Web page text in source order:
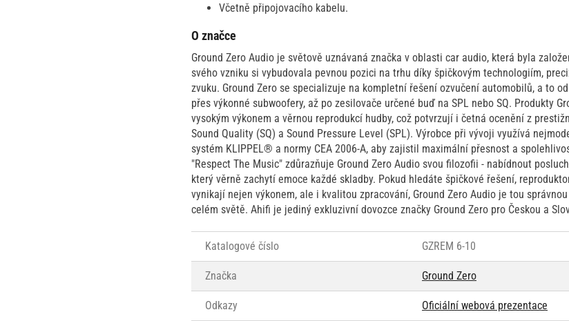
Včetně připojovacího kabelu.
O značce
Ground Zero Audio je světově uznávaná značka v oblasti car audio, která byla
svého vzniku si vybudovala pevnou pozici na trhu díky špičkovým technologiím,
zvuku. Ground Zero se specializuje na kompletní řešení ozvučení automobilů, a to
přes výkonné subwoofery, až po zesilovače určené buď na SPL nebo SQ. Produkty
vysokým výkonem a věrnou reprodukcí hudby, což potvrzují i četná ocenění z
Sound Quality (SQ) a Sound Pressure Level (SPL). Výrobce při vývoji využívá
systém KLIPPEL® a normy CEA 2006-A, aby zajistil maximální přesnost a
"Respect The Music" zdůrazňuje Ground Zero Audio svou filozofii - nabídnout
který věrně zachytí emoce každé skladby. Pokud hledáte špičkové řešení,
vynikají nejen výkonem, ale i kvalitou zpracování, Ground Zero Audio je tou
celém světě. Ahifi je jediný exkluzivní dovozce značky Ground Zero pro Českou a
Katalogové číslo GZREM 6-10
Značka Ground Zero
Odkazy Oficiální webová prezentace